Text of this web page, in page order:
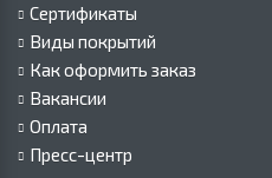
Сертификаты
Виды покрытий
Как оформить заказ
Вакансии
Оплата
Пресс-центр